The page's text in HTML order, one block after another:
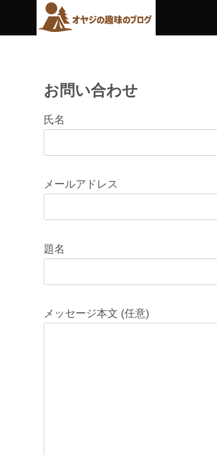
お問い合わせ
氏名
メールアドレス
題名
メッセージ本文 (任意)